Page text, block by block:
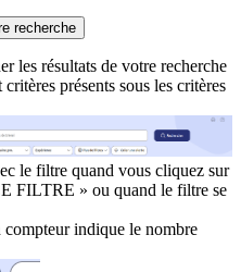
recherche
les résultats de votre recherche
présents sous les critères
le filtre quand vous cliquez sur
FILTRE » ou quand le filtre se
indique le nombre